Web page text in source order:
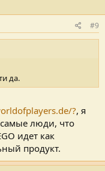
#9
да.
?, я
самые люди, что
идет как
продукт.